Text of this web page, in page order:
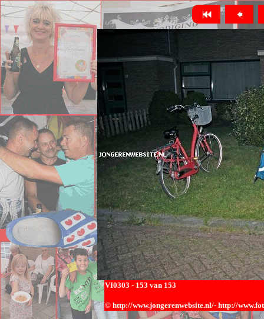
VI0303 - 153 van 153
© http://www.jongerenwebsite.nl/- http://